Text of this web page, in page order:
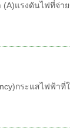
(A)แรงดันไฟที่จ่า
กระแสไฟฟ้าที่